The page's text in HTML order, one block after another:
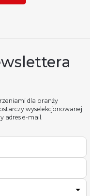
dla branży
wyselekcjonowanej
adres e-mail.